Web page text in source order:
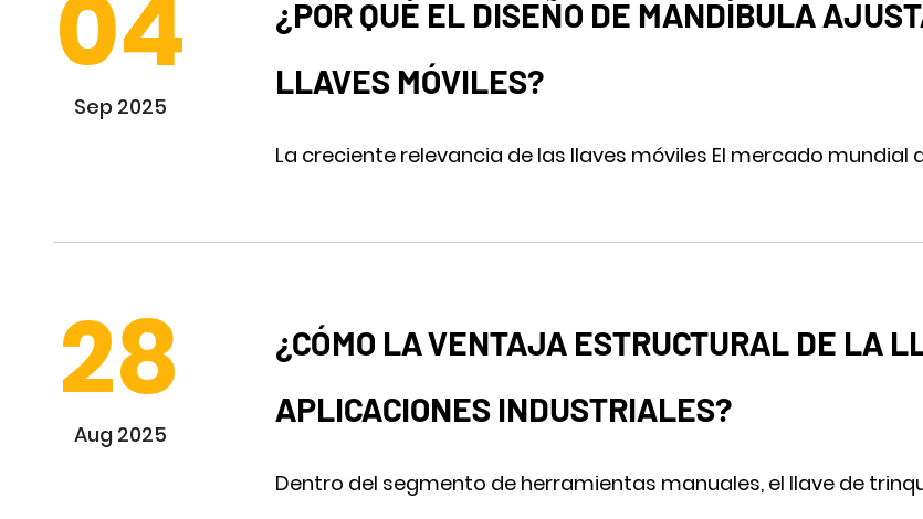
04
Sep 2025
¿POR QUÉ EL DISEÑO DE MANDÍBULA
LLAVES MÓVILES?
La creciente relevancia de las llaves móviles El mercado mundial
28
Aug 2025
¿CÓMO LA VENTAJA ESTRUCTURAL DE LA
APLICACIONES INDUSTRIALES?
Dentro del segmento de herramientas manuales, el llave de